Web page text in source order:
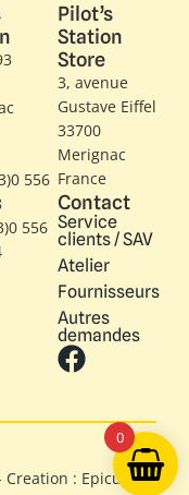
556
556
Pilot’s
Station
Store
3, avenue
Gustave Eiffel​
33700
Merignac
France
Contact
Service
clients / SAV
Atelier
Fournisseurs
Autres
demandes
Creation : Epicure
0